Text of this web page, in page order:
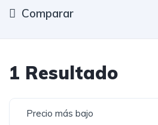
Comparar
1 Resultado
Precio más bajo